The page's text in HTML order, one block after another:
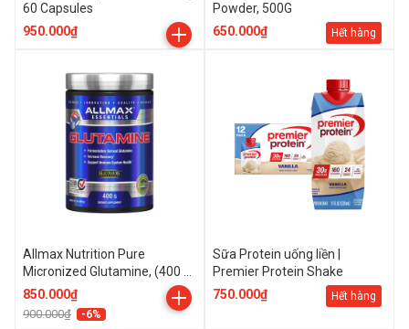
60 Capsules
950.000₫
Powder, 500G
650.000₫
Hết hàng
Allmax Nutrition Pure
Micronized Glutamine, (400 g)
- 80 Servings
850.000₫
900.000₫ -6%
Sữa Protein uống liền |
Premier Protein Shake
750.000₫
Hết hàng